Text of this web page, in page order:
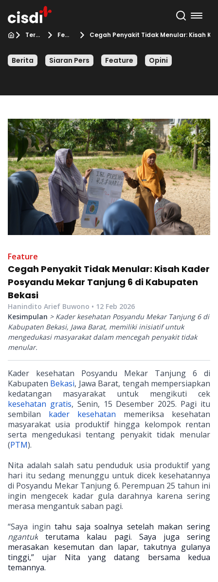
Terbaru Feature Cegah Penyakit Tidak Menular: Kisah
Berita Siaran Pers Feature Opini
Feature
Cegah Penyakit Tidak Menular: Kisah Kader
Posyandu Mekar Tanjung 6 di Kabupaten
Bekasi
Hanindito Arief Buwono • 12 Feb 2026
Kesimpulan > Kader kesehatan Posyandu Mekar Tanjung 6 di
Kabupaten Bekasi, Jawa Barat, memiliki inisiatif untuk
mengedukasi masyarakat dalam mencegah penyakit tidak
menular.
Kader kesehatan Posyandu Mekar Tanjung 6 di
Kabupaten Bekasi, Jawa Barat, tengah mempersiapkan
kedatangan masyarakat untuk mengikuti cek
kesehatan gratis, Senin, 15 Desember 2025. Pagi itu
sembilan kader kesehatan memeriksa kesehatan
masyarakat usia produktif hingga kelompok rentan
serta mengedukasi tentang penyakit tidak menular
(PTM).
Nita adalah salah satu penduduk usia produktif yang
hari itu sedang menunggu untuk dicek kesehatannya
di Posyandu Mekar Tanjung 6. Perempuan 25 tahun ini
ingin mengecek kadar gula darahnya karena sering
merasa mengantuk saban pagi.
“Saya ingintahu saja soalnya setelah makan sering
ngantuk terutama kalau pagi. Saya juga sering
merasakan kesemutan dan lapar, takutnya gulanya
tinggi,” ujar Nita yang datang bersama kedua
temannya.